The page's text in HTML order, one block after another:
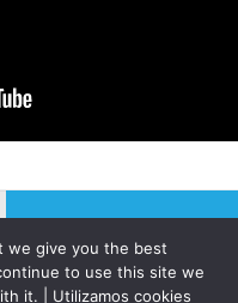
MARTINEZ 2026. All
we give you the best
to use this site we
it. | Utilizamos cookies